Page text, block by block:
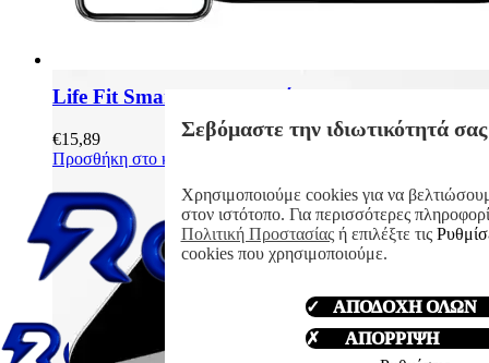
Life Fit Smart BT Ζυγαριά με Bluetooth
€15,89
Προσθήκη στο καλάθι
Σεβόμαστε την ιδιωτικότητά σας
Χρησιμοποιούμε cookies για να
στον ιστότοπο. Για περισσότερες
Πολιτική Προστασίαςή επιλέξτε τις
cookies που χρησιμοποιούμε.
✓ ΑΠΟΔΟΧΗ ΟΛΩΝ
✗ ΑΠΟΡΡΙΨΗ